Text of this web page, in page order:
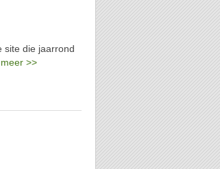
site die jaarrond
>>